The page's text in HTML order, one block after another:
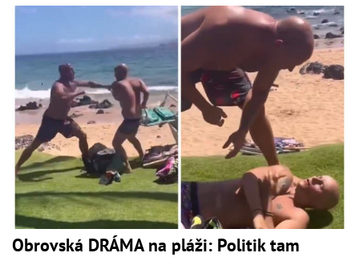
Obrovská DRÁMA na pláži: Politik tam